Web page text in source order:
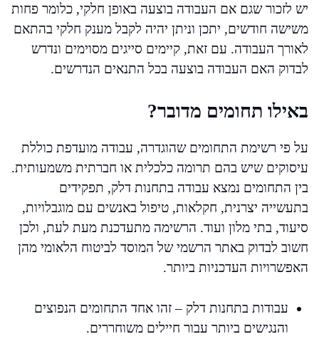
יש לזכור שגם אם העבודה בוצעה באופן חלקי, כלומר פחות
משישה חודשים, יתכן וניתן יהיה לקבל מענק חלקי בהתאם
לאורך העבודה. עם זאת, קיימים סייגים מסוימים ונדרש
לבדוק האם העבודה בוצעה בכל התנאים הנדרשים.
באילו תחומים מדובר?
על פי רשימת התחומים שהוגדרה, עבודה מועדפת כוללת
עיסוקים שיש בהם תרומה כלכלית או חברתית משמעותית.
בין התחומים נמצא עבודה בתחנות דלק, תפקידים
בתעשייה יצרנית, חקלאות, טיפול באנשים עם מוגבלויות,
סיעוד, בתי מלון ועוד. הרשימה מתעדכנת מעת לעת, ולכן
חשוב לבדוק באתר הרשמי של המוסד לביטוח הלאומי מהן
האפשרויות העדכניות ביותר.
עבודות בתחנות דלק – זהו אחד התחומים הנפוצים
והנגישים ביותר עבור חיילים משוחררים.